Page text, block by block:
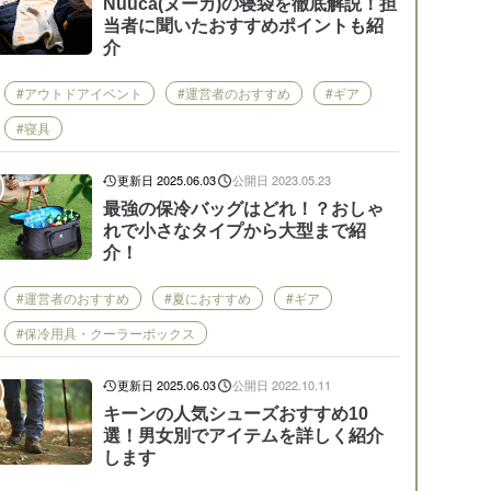
Nuuca(ヌーカ)の寝袋を徹底解説！担
当者に聞いたおすすめポイントも紹
介
#アウトドアイベント #運営者のおすすめ
#ギア
#寝具
更新日 2025.06.03 公開日 2023.05.23
最強の保冷バッグはどれ！？おしゃ
れで小さなタイプから大型まで紹
介！
#運営者のおすすめ #夏におすすめ
#ギア
#保冷用具・クーラーボックス
更新日 2025.06.03 公開日 2022.10.11
キーンの人気シューズおすすめ10
選！男女別でアイテムを詳しく紹介
します